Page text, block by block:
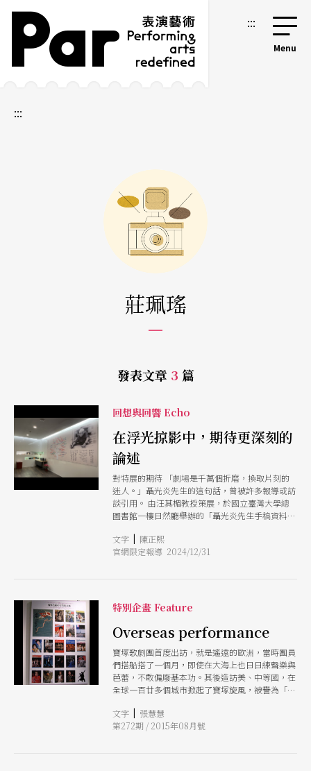
跳到主要內容區塊
網站導覽 :::
:::
莊珮瑤
發表文章 3 篇
回想與回響 Echo
在浮光掠影中，期待更深刻的
論述
對特展的期待 「劇場是千萬個折磨，換取片刻的
迷人。」聶光炎先生的這句話，曾被許多報導或訪
談引用。 由汪其楣教授策展，於國立臺灣大學總
圖書館一樓日然廳舉辦的「聶光炎先生手稿資料特
在聶老師設計的舞台和燈光中感受一切迷人，經由
本次特展的手稿文圖，也讓我們親近那折磨過程中
報、演出節目單、海報、劇照，授課教學大綱與講
義，聶先生的日常與工作照片。除了這些圖文資料
之外，現場還有多幅摘錄聶先生話語製作的大圖輸
出看板，說明他的設計理念，如「舞台設計並不僅
僅設計一個背景或裝飾而已，而是要求自己得做出
戲的精神」，以及工作態度與方法：「捧讀劇本時
你必須讓抽象的意念逐漸成形，變成是線條、是色
彩、是體積、是質感」，也有對劇場的觀點：「劇
束了」，乃至於對當代劇場生態的評論：「目前我
們雖然已經發展到了有豪華『歌劇院』，堂皇『音
文字 | 陳正熙
官網限定報導 2024/12/31
特別企畫 Feature
Overseas performance
寶塚歌劇團首度出訪，就是遙遠的歐洲，當時團員
們搭船搭了一個月，即使在大海上也日日練聲樂與
芭蕾，不敢偏廢基本功。其後造訪美、中等國，在
全球一百廿多個城市掀起了寶塚旋風，被譽為「亞
文字 | 張慧慧
第272期 / 2015年08月號